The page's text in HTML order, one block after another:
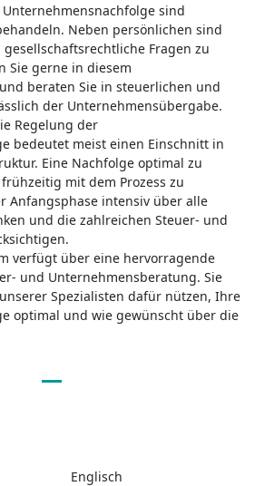
sind
Neben persönlichen sind
Fragen zu
Sie gerne in diesem
beraten Sie in steuerlichen und
der Unternehmensübergabe.
Regelung der
bedeutet meist einen Einschnitt in
Eine Nachfolge optimal zu
mit dem Prozess zu
Anfangsphase intensiv über alle
und die zahlreichen Steuer- und
verfügt über eine hervorragende
und Unternehmensberatung. Sie
Spezialisten dafür nützen, Ihre
optimal und wie gewünscht über die
Englisch